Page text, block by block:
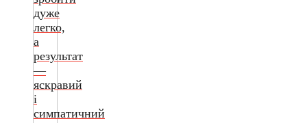
дуже
легко,
а
результат
—
яскравий
і
симпатичний